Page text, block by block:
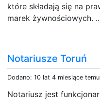
które składają się na
marek żywnościowych.
Notariusze Toruń
Dodano: 10 lat 4 miesiące temu
Notariusz jest